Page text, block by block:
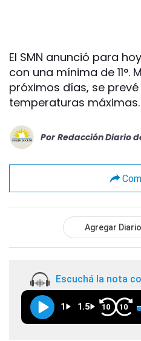
El SMN anunció para
con una mínima de 11°.
próximos días, se
temperaturas máximas.
Por Redacción Diario
Agregar
Escuchá la nota
1 1.5 10 10